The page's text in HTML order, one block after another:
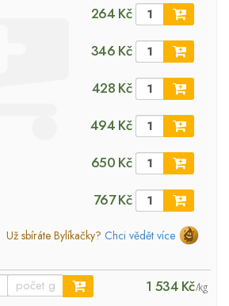
264 Kč
346 Kč
428 Kč
494 Kč
650 Kč
767 Kč
Už sbíráte Bylíkačky? Chci vědět více
1 534 Kč/kg